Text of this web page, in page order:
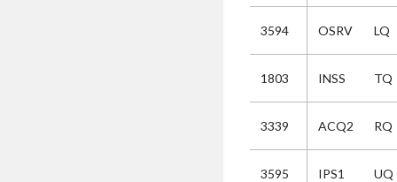
3594 OSRV LQ
1803 INSS TQ
3339 ACQ2 RQ
3595 IPS1 UQ